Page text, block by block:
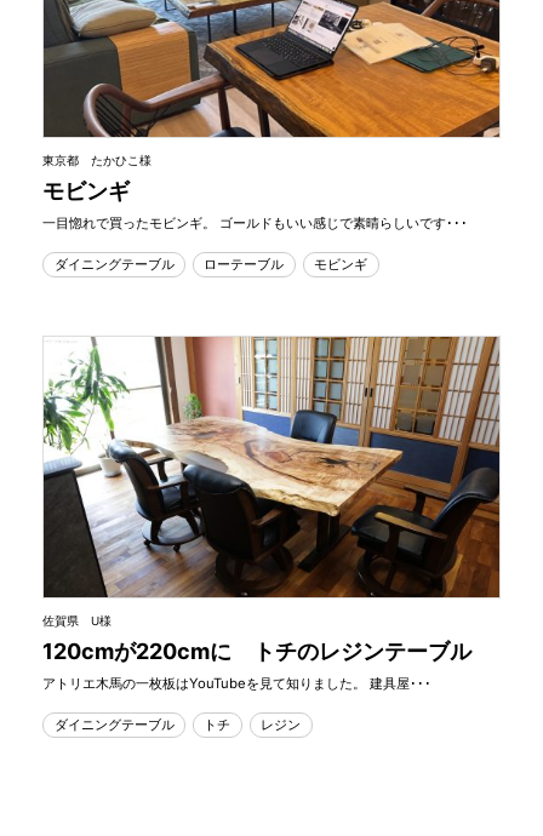
東京都 たかひこ様
モビンギ
一目惚れで買ったモビンギ。 ゴールドもいい感じで素晴らしいです･･･
ダイニングテーブル ローテーブル モビンギ
佐賀県 U様
120cmが220cmに トチのレジンテーブル
アトリエ木馬の一枚板はYouTubeを見て知りました。 建具屋･･･
ダイニングテーブル トチ レジン